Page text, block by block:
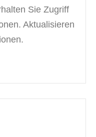
Sie Zugriff
Aktualisieren